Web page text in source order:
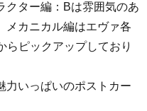
クター編：Bは雰囲気のあ
メカニカル編はエヴァ各
らピックアップしており
力いっぱいのポストカー